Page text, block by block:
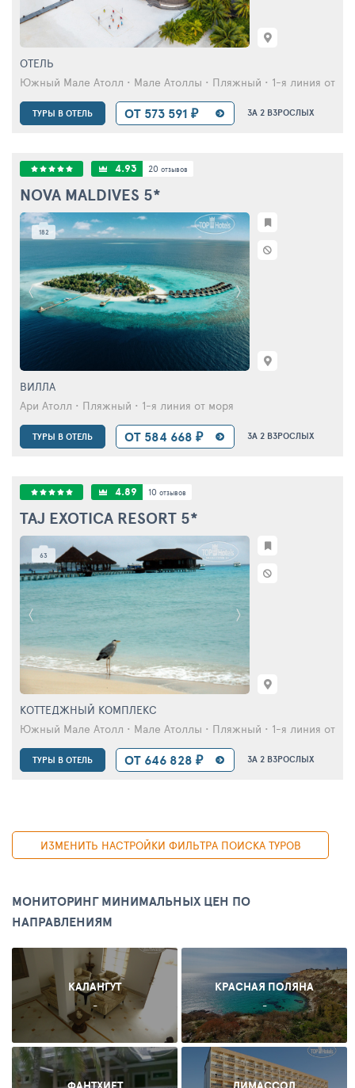
ОТЕЛЬ
Южный Мале Атолл • Мале Атоллы • Пляжный • 1-я линия от
ТУРЫ В ОТЕЛЬ ОТ 573 591 ₽ ЗА 2 ВЗРОСЛЫХ
182
4.93 20 отзывов
NOVA MALDIVES 5*
ВИЛЛА
Ари Атолл • Пляжный • 1-я линия от моря
ТУРЫ В ОТЕЛЬ ОТ 584 668 ₽ ЗА 2 ВЗРОСЛЫХ
63
4.89 10 отзывов
TAJ EXOTICA RESORT 5*
КОТТЕДЖНЫЙ КОМПЛЕКС
Южный Мале Атолл • Мале Атоллы • Пляжный • 1-я линия от
ТУРЫ В ОТЕЛЬ ОТ 646 828 ₽ ЗА 2 ВЗРОСЛЫХ
ИЗМЕНИТЬ НАСТРОЙКИ ФИЛЬТРА ПОИСКА ТУРОВ
МОНИТОРИНГ МИНИМАЛЬНЫХ ЦЕН ПО
НАПРАВЛЕНИЯМ
КАЛАНГУТ
-
КРАСНАЯ ПОЛЯНА
-